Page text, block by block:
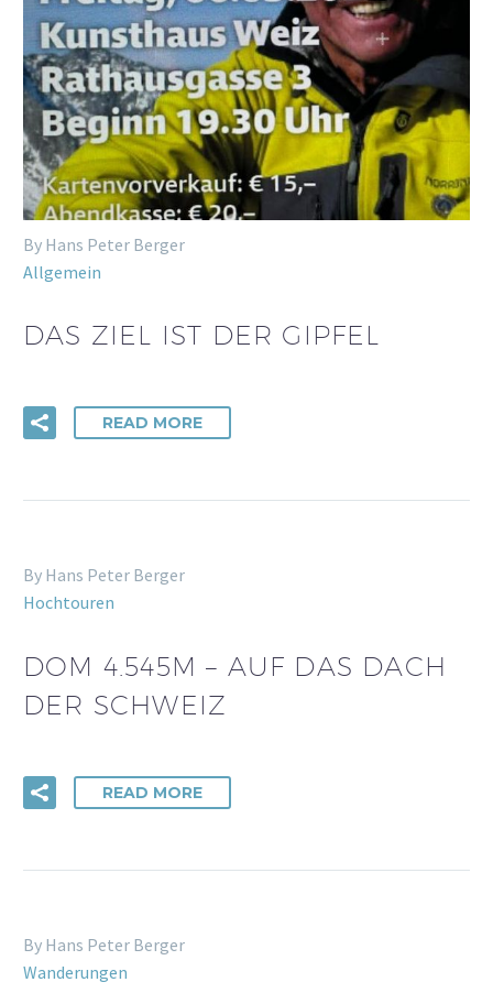
By Hans Peter Berger
Allgemein
DAS ZIEL IST DER GIPFEL
READ MORE
By Hans Peter Berger
Hochtouren
DOM 4.545M – AUF DAS DACH
DER SCHWEIZ
READ MORE
By Hans Peter Berger
Wanderungen